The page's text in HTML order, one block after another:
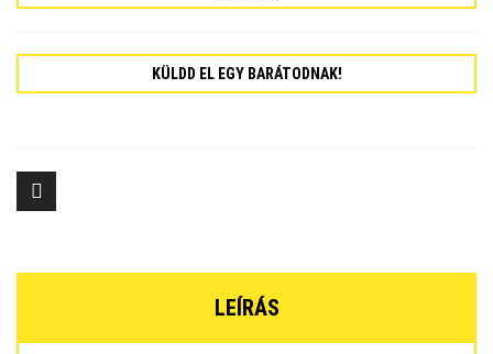
KÜLDD EL EGY BARÁTODNAK!
LEÍRÁS